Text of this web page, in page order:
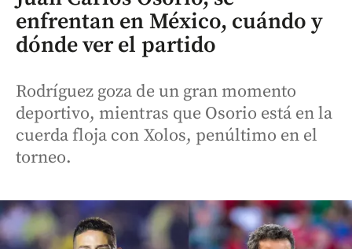
enfrentan en México, cuándo y
dónde ver el partido
Rodríguez goza de un gran momento
deportivo, mientras que Osorio está en la
cuerda floja con Xolos, penúltimo en el
torneo.